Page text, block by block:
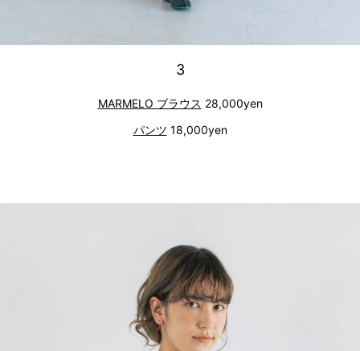
3
MARMELO ブラウス 28,000yen
パンツ 18,000yen